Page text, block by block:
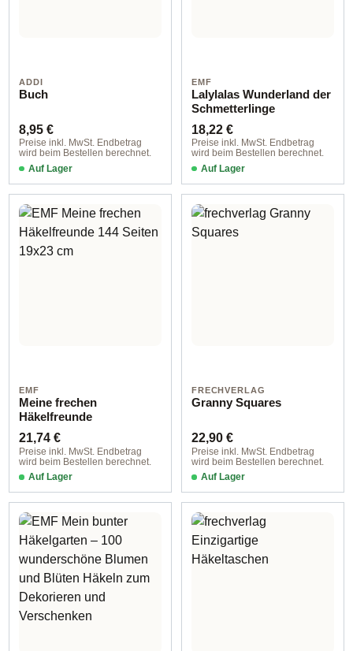
ADDI
Buch
Regulärer Preis:
8,95 €
Preise inkl. MwSt. Endbetrag
wird beim Bestellen berechnet.
Auf Lager
EMF
Lalylalas Wunderland der
Schmetterlinge
Regulärer Preis:
18,22 €
Preise inkl. MwSt. Endbetrag
wird beim Bestellen berechnet.
Auf Lager
EMF
Meine frechen
Häkelfreunde
Regulärer Preis:
21,74 €
Preise inkl. MwSt. Endbetrag
wird beim Bestellen berechnet.
Auf Lager
FRECHVERLAG
Granny Squares
Regulärer Preis:
22,90 €
Preise inkl. MwSt. Endbetrag
wird beim Bestellen berechnet.
Auf Lager